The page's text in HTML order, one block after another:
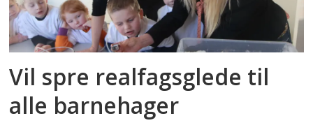
Vil spre realfagsglede til
alle barnehager